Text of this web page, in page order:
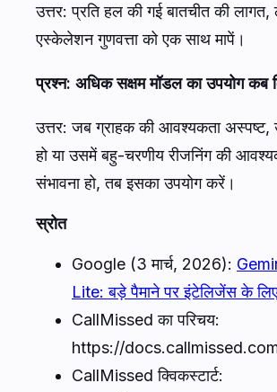
उत्तर: प्रति हल की गई बातचीत की
एस्केलेशन गुणवत्ता को एक साथ मापें।
प्रश्न: अधिक सक्षम मॉडल का उपयोग कब
उत्तर: जब ग्राहक की आवश्यकता अस्पष्ट,
हो या उसमें बहु-चरणीय रीजनिंग की
संभावना हो, तब इसका उपयोग करें।
स्रोत
Google (3 मार्च, 2026):
Lite: बड़े पैमाने पर इंटेलिजेंस के लिए
CallMissed का परिचय:
https://
CallMissed क्विकस्टार्ट: